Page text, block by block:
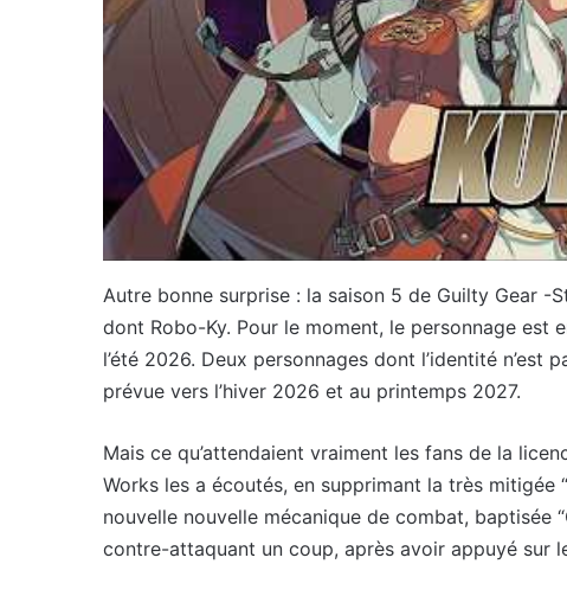
Autre bonne surprise : la saison 5 de Guilty Gear
dont Robo-Ky. Pour le moment, le personnage est
l’été 2026. Deux personnages dont l’identité
prévue vers l’hiver 2026 et au printemps 2027.
Mais ce qu’attendaient vraiment les fans de la
Works les a écoutés, en supprimant la très mitigée
nouvelle nouvelle mécanique de combat, baptisée
contre-attaquant un coup, après avoir appuyé sur